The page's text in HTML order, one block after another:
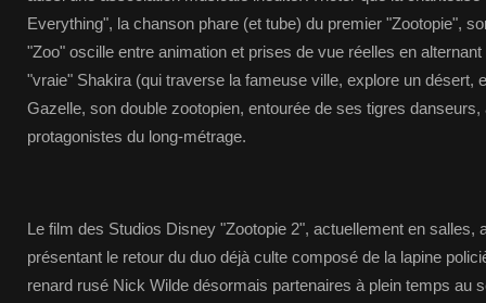
Everything", la chanson phare (et tube) du premier "Zootopie",
"Zoo" oscille entre animation et prises de vue réelles en
"vraie" Shakira (qui traverse la fameuse ville, explore un désert,
Gazelle, son double zootopien, entourée de ses tigres
protagonistes du long-métrage.
Le film des Studios Disney "Zootopie 2", actuellement en salles,
présentant le retour du duo déjà culte composé de la lapine
renard rusé Nick Wilde désormais partenaires à plein temps au